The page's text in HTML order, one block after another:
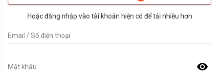
Hoặc đăng nhập vào tài khoản hiện có để tải nhiều hơn
Email / Số điện thoại
visibility
Mật khẩu